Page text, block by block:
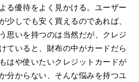
る優待をよく見かける。ユーザー
少しでも安く買えるのであれば、
思いを持つのは当然だが、クレジ
ていると、財布の中がカードだら
はや使いたいクレジットカードが
分からない、そんな悩みを持つユ